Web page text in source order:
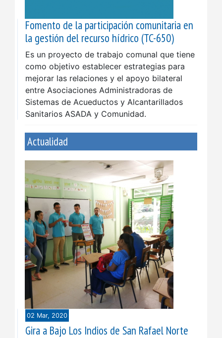
Fomento de la participación comunitaria en
la gestión del recurso hídrico (TC-650)
Es un proyecto de trabajo comunal que tiene
como objetivo establecer estrategias para
mejorar las relaciones y el apoyo bilateral
entre Asociaciones Administradoras de
Sistemas de Acueductos y Alcantarillados
Sanitarios ASADA y Comunidad.
Actualidad
02 Mar, 2020
Gira a Bajo Los Indios de San Rafael Norte